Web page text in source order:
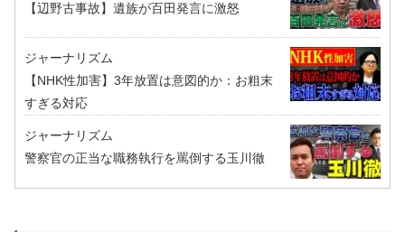
【辺野古事故】遺族が百田発言に激怒
ジャーナリズム
【NHK性加害】3年放置は意図的か：お粗末
すぎる対応
ジャーナリズム
警察官の正当な職務執行を罵倒する玉川徹